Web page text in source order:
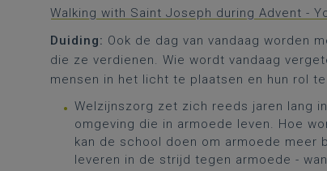
Walking with Saint Joseph during Advent -
Duiding: Ook de dag van vandaag worden
die ze verdienen. Wie wordt vandaag
mensen in het licht te plaatsen en hun rol te
Welzijnszorg zet zich reeds jaren lang
omgeving die in armoede leven. Hoe
kan de school doen om armoede meer
leveren in de strijd tegen armoede -